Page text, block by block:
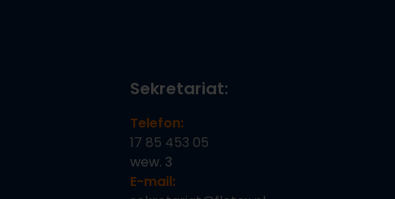
Sekretariat:
Telefon:
17 85 453 05
wew. 3
E-mail: